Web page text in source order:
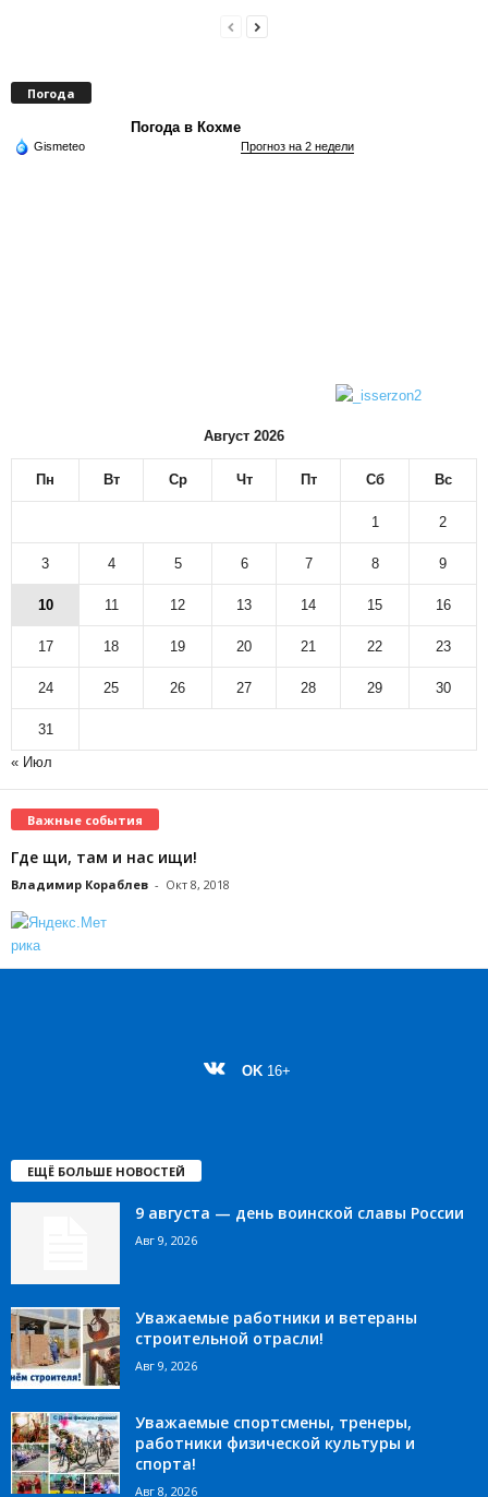
Погода
Погода в Кохме
Gismeteo Прогноз на 2 недели
Август 2026
Пн Вт Ср Чт Пт Сб Вс
1 2
3 4 5 6 7 8 9
10 11 12 13 14 15 16
17 18 19 20 21 22 23
24 25 26 27 28 29 30
31
« Июл
Важные события
Где щи, там и нас ищи!
Владимир Кораблев - Окт 8, 2018
OK 16+
ЕЩЁ БОЛЬШЕ НОВОСТЕЙ
9 августа — день воинской славы России
Авг 9, 2026
Уважаемые работники и ветераны
строительной отрасли!
Авг 9, 2026
Уважаемые спортсмены, тренеры,
работники физической культуры и
спорта!
Авг 8, 2026